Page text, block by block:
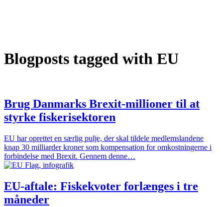
Blogposts tagged with EU
Brug Danmarks Brexit-millioner til at
styrke fiskerisektoren
EU har oprettet en særlig pulje, der skal tildele medlemslandene
knap 30 milliarder kroner som kompensation for omkostningerne i
forbindelse med Brexit. Gennem denne…
EU-aftale: Fiskekvoter forlænges i tre
måneder